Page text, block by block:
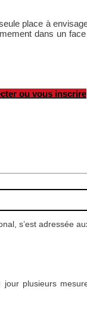
place à
dans un
ou vous inscrire
s’est adressée
plusieurs